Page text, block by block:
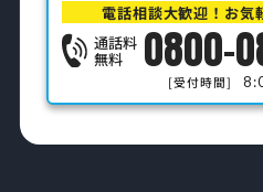
電話相談大歓迎！お気
通話料
無料 0800-
[受付時間]